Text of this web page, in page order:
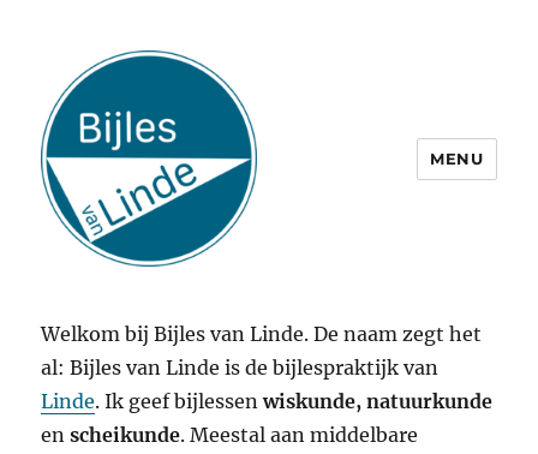
MENU
Welkom bij Bijles van Linde. De naam zegt het
al: Bijles van Linde is de bijlespraktijk van
Linde. Ik geef bijlessenwiskunde, natuurkunde
enscheikunde. Meestal aan middelbare